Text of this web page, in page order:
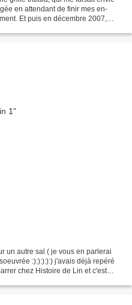
en attendant de finir mes en-
Et puis en décembre 2007,
un autre sal ( je vous en parlerai
:):):):):) j'avais déjà repéré
chez Histoire de Lin et c'est